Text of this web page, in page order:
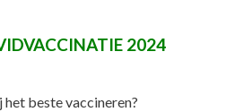
2024
beste vaccineren?